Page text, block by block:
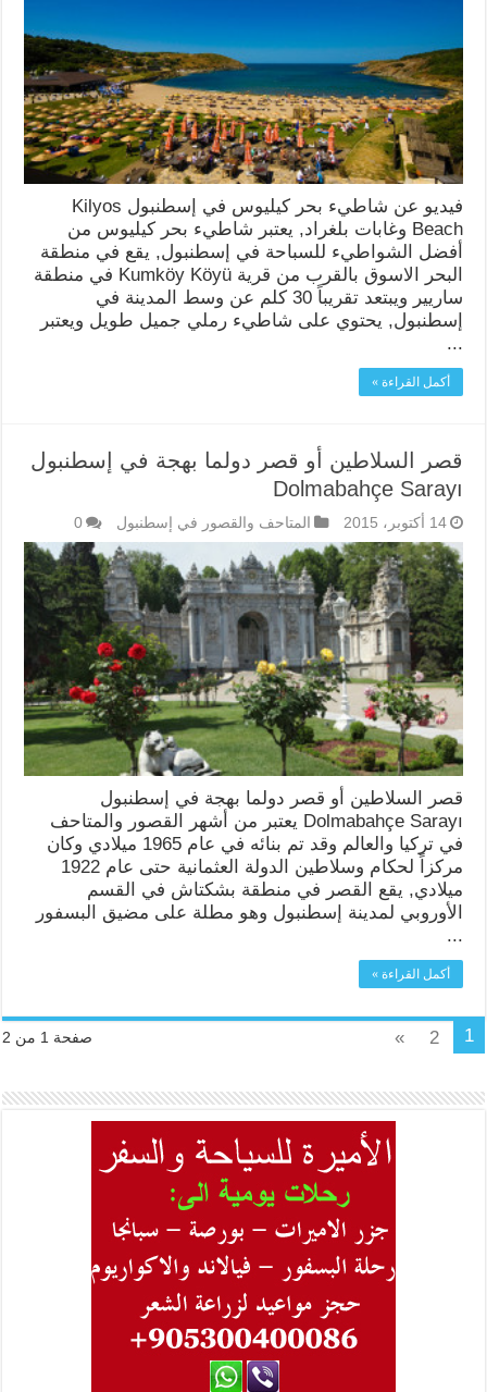
فيديو عن شاطيء بحر كيليوس في إسطنبول Kilyos
Beach وغابات بلغراد, يعتبر شاطيء بحر كيليوس من
أفضل الشواطيء للسباحة في إسطنبول, يقع في منطقة
البحر الاسوق بالقرب من قرية Kumköy Köyü في منطقة
ساريير ويبتعد تقريباً 30 كلم عن وسط المدينة في
إسطنبول, يحتوي على شاطيء رملي جميل طويل ويعتبر
...
أكمل القراءة »
قصر السلاطين أو قصر دولما بهجة في إسطنبول
Dolmabahçe Sarayı
14 أكتوبر، 2015 المتاحف والقصور في إسطنبول 0
قصر السلاطين أو قصر دولما بهجة في إسطنبول
Dolmabahçe Sarayı يعتبر من أشهر القصور والمتاحف
في تركيا والعالم وقد تم بنائه في عام 1965 ميلادي وكان
مركزاً لحكام وسلاطين الدولة العثمانية حتى عام 1922
ميلادي, يقع القصر في منطقة بشكتاش في القسم
الأوروبي لمدينة إسطنبول وهو مطلة على مضيق البسفور
...
أكمل القراءة »
صفحة 1 من 2 1
2
»